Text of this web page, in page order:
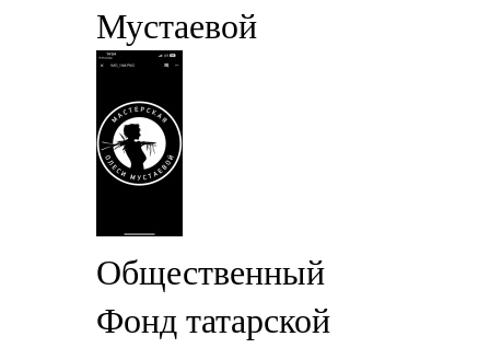
Мустаевой
Общественный
Фонд татарской